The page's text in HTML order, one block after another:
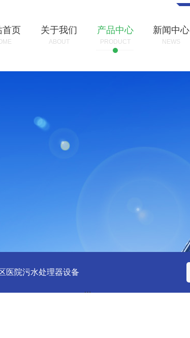
首页 关于我们
ABOUT
产品中心
PRODUCT
新闻中心
NEWS
医院污水处理器设备